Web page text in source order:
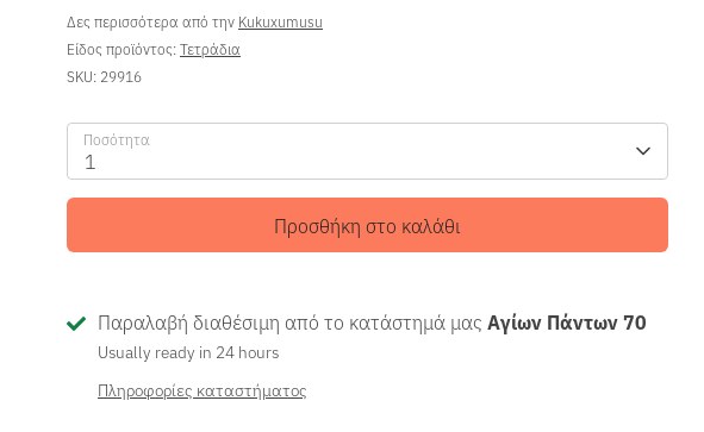
Δες περισσότερα από την Kukuxumusu
Είδος προϊόντος:Τετράδια
SKU: 29916
Ποσότητα
1
Προσθήκη στο καλάθι
Παραλαβή διαθέσιμη από το κατάστημά μαςΑγίων Πάντων 70
Usually ready in 24 hours
Πληροφορίες καταστήματος